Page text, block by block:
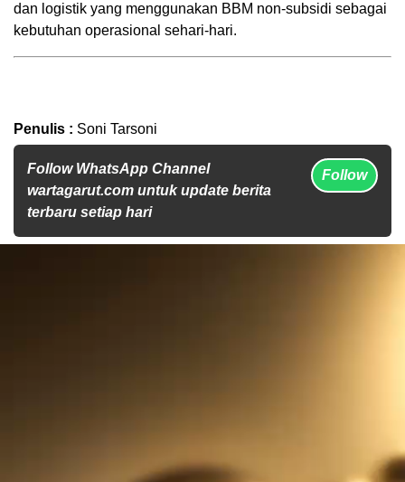
dan logistik yang menggunakan BBM non-subsidi sebagai
kebutuhan operasional sehari-hari.
Penulis : Soni Tarsoni
Follow WhatsApp Channel
wartagarut.com untuk update berita
terbaru setiap hari
Follow